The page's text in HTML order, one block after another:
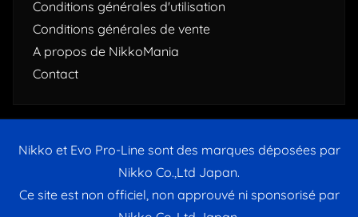
Conditions générales d'utilisation
Conditions générales de vente
A propos de NikkoMania
Contact
Nikko et Evo Pro-Line sont des marques déposées par
Nikko Co.,Ltd Japan.
Ce site est non officiel, non approuvé ni sponsorisé par